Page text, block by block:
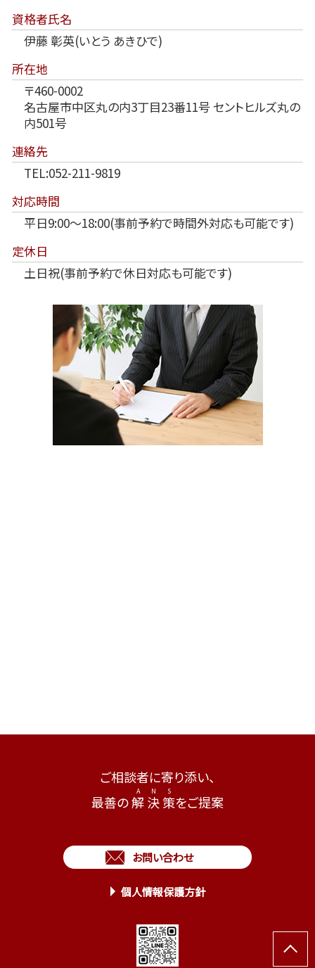
資格者氏名
伊藤 彰英(いとう あきひで)
所在地
〒460-0002
名古屋市中区丸の内3丁目23番11号 セントヒルズ丸の
内501号
連絡先
TEL:052-211-9819
対応時間
平日9:00～18:00(事前予約で時間外対応も可能です)
定休日
土日祝(事前予約で休日対応も可能です)
ご相談者に寄り添い、
最善の解決策をご提案
個人情報保護方針
お問い合わせ